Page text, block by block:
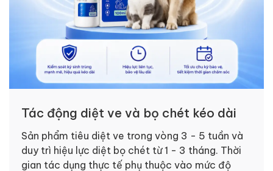
Tác động diệt ve và bọ chét kéo dài
Sản phẩm tiêu diệt ve trong vòng 3 - 5 tuần và
duy trì hiệu lực diệt bọ chét từ 1 - 3 tháng. Thời
gian tác dụng thực tế phụ thuộc vào mức độ